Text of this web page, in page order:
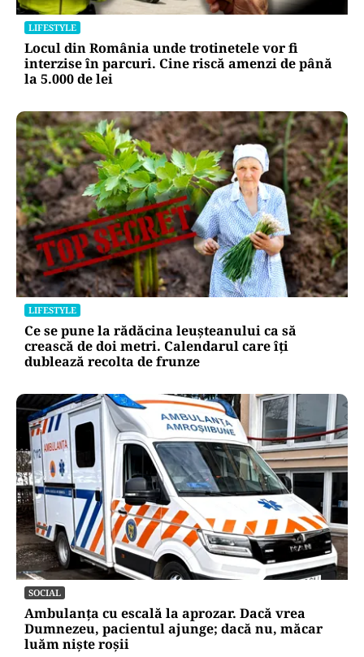
LIFESTYLE
Locul din România unde trotinetele vor fi
interzise în parcuri. Cine riscă amenzi de până
la 5.000 de lei
LIFESTYLE
Ce se pune la rădăcina leușteanului ca să
crească de doi metri. Calendarul care îți
dublează recolta de frunze
SOCIAL
Ambulanța cu escală la aprozar. Dacă vrea
Dumnezeu, pacientul ajunge; dacă nu, măcar
luăm niște roșii